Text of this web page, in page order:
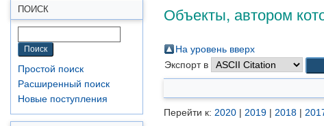
ПОИСК
Простой поиск
Расширенный поиск
Новые поступления
Объекты, автором
На уровень вверх
Экспорт в
Перейти к: 2020 | 2019 | 2018 |